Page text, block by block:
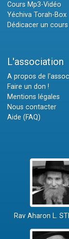
Cours Mp3-Vidéo
Yéchiva Torah-Box
Dédicacer un cours
L'association
A propos de
Faire un don !
Mentions légales
Nous contacter
Aide (FAQ)
Rav Aharon L.